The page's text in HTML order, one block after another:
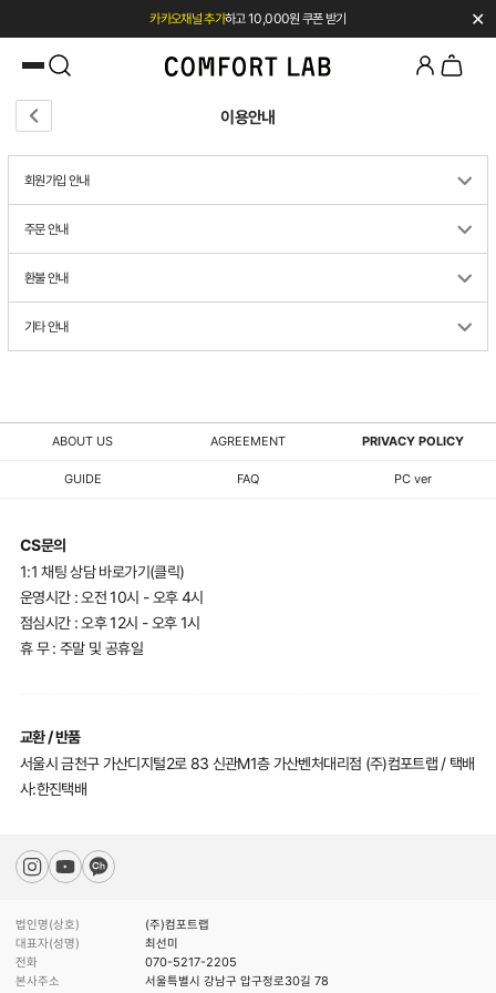
카카오채널 추가하고 10,000원 쿠폰 받기
페이코 쿠폰 혜택 12% OFF 24시간만
✕
이용안내
회원가입 안내
주문 안내
환불 안내
기타 안내
ABOUT US AGREEMENT PRIVACY POLICY
GUIDE FAQ PC ver
CS문의
1:1 채팅 상담 바로가기(클릭)
운영시간 : 오전 10시 - 오후 4시
점심시간 : 오후 12시 - 오후 1시
휴 무 : 주말 및 공휴일
교환 / 반품
서울시 금천구 가산디지털2로 83 신관M1층 가산벤처대리점 (주)컴포트랩 / 택배
사:한진택배
법인명(상호)
(주)컴포트랩
대표자(성명)
최선미
전화
070-5217-2205
본사주소
서울특별시 강남구 압구정로30길 78